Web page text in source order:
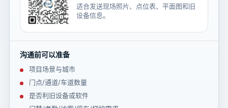
适合发送现场照片、点位表、平面图和旧
设备信息。
沟通前可以准备
项目场景与城市
门点/通道/车道数量
是否利旧设备或软件